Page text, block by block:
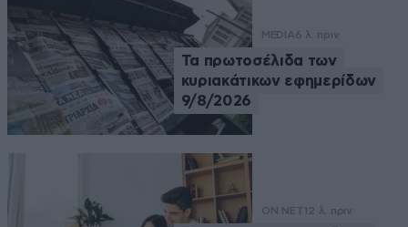
MEDIA6 λ. πριν
Τα πρωτοσέλιδα των
κυριακάτικων εφημερίδων
9/8/2026
ON NET 12 λ. πριν